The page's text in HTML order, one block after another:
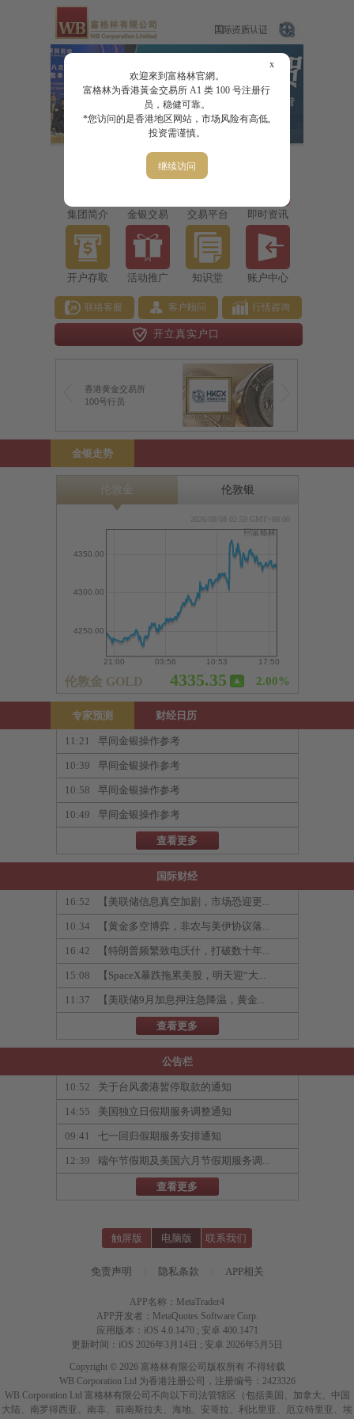
x
欢迎來到富格林官網。
富格林为香港黃金交易所 A1 类 100 号注册行
员，稳健可靠。
*您访问的是香港地区网站，市场风险有高低,
投资需谨慎。
继续访问
集团简介 金银交易 交易平台 即时资讯
开户存取 活动推广 知识堂 账户中心
联络客服 客户顾问 行情咨询
开立真实户口
香港黄金交易所
100号行员
金银走势
专家预测 财经日历
11:21 早间金银操作参考
10:39 早间金银操作参考
10:58 早间金银操作参考
10:49 早间金银操作参考
查看更多
国际财经
16:52 【美联储信息真空加剧，市场恐迎更...
10:34 【黄金多空博弈，非农与美伊协议落...
16:42 【特朗普频繁致电沃什，打破数十年...
15:08 【SpaceX暴跌拖累美股，明天迎“大...
11:37 【美联储9月加息押注急降温，黄金...
查看更多
公告栏
10:52 关于台风袭港暂停取款的通知
14:55 美国独立日假期服务调整通知
09:41 七一回归假期服务安排通知
12:39 端午节假期及美国六月节假期服务调...
查看更多
触屏版 电脑版 联系我们
免责声明 隐私条款 APP相关
APP名称：MetaTrader4
APP开发者：MetaQuotes Software Corp.
应用版本：iOS 4.0.1470 ; 安卓 400.1471
更新时间：iOS 2026年3月14日 ; 安卓 2026年5月5日
Copyright © 2026 富格林有限公司版权所有 不得转载
WB Corporation Ltd 为香港注册公司，注册编号：2423326
WB Corporation Ltd 富格林有限公司不向以下司法管辖区（包括美国、加拿大、中国
大陆、南罗得西亚、南非、前南斯拉夫、海地、安哥拉、利比里亚、厄立特里亚、埃